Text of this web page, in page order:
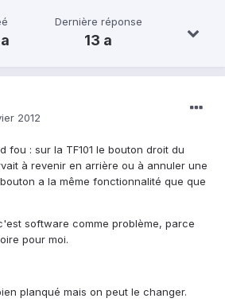
Dernière réponse
13 a
2012
fou : sur la TF101 le bouton droit du
à revenir en arrière ou à annuler une
a la même fonctionnalité que que
software comme problème, parce
pour moi.
planqué mais on peut le changer.